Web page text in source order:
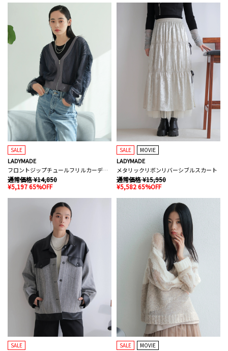
SALE
LADYMADE
フロントジップチュールフリルカーディガン
通常価格 ¥14,850
¥5,197 65%OFF
SALE MOVIE
LADYMADE
メタリックリボンリバーシブルスカート
通常価格 ¥15,950
¥5,582 65%OFF
SALE SALE MOVIE